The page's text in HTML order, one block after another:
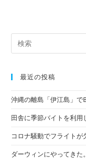
最近の投稿
沖縄の離島「伊江島」で
田舎に季節バイトを利
コロナ騒動でフライト
ダーウィンにやってきた